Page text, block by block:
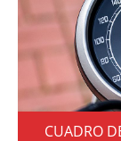
CUADRO